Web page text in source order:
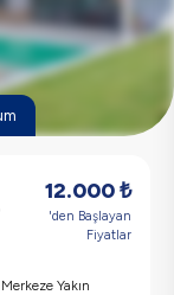
12.000₺
'den Başlayan
Fiyatlar
Merkeze Yakın